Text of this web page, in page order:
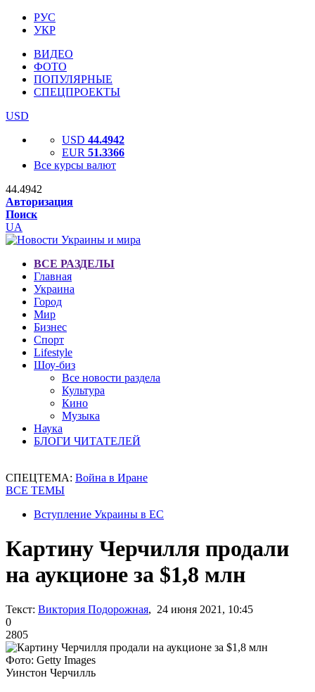
РУС
УКР
ВИДЕО
ФОТО
ПОПУЛЯРНЫЕ
СПЕЦПРОЕКТЫ
USD
USD 44.4942
EUR 51.3366
Все курсы валют
44.4942
Авторизация
Поиск
UA
ВСЕ РАЗДЕЛЫ
Главная
Украина
Город
Мир
Бизнес
Спорт
Lifestyle
Шоу-биз
Все новости раздела
Культура
Кино
Музыка
Наука
БЛОГИ ЧИТАТЕЛЕЙ
СПЕЦТЕМА: Война в Иране
ВСЕ ТЕМЫ
Вступление Украины в ЕС
Картину Черчилля продали
на аукционе за $1,8 млн
Текст: Виктория Подорожная, 24 июня 2021, 10:45
0
2805
Фото: Getty Images
Уинстон Черчилль